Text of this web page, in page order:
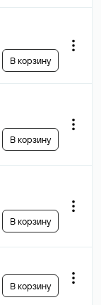
В корзину
В корзину
В корзину
В корзину